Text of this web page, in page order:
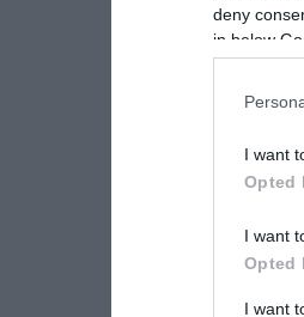
deny
in below
I want
Opted
I want
Opted
I want